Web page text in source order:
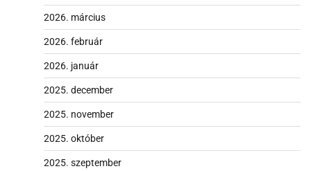
2026. március
2026. február
2026. január
2025. december
2025. november
2025. október
2025. szeptember